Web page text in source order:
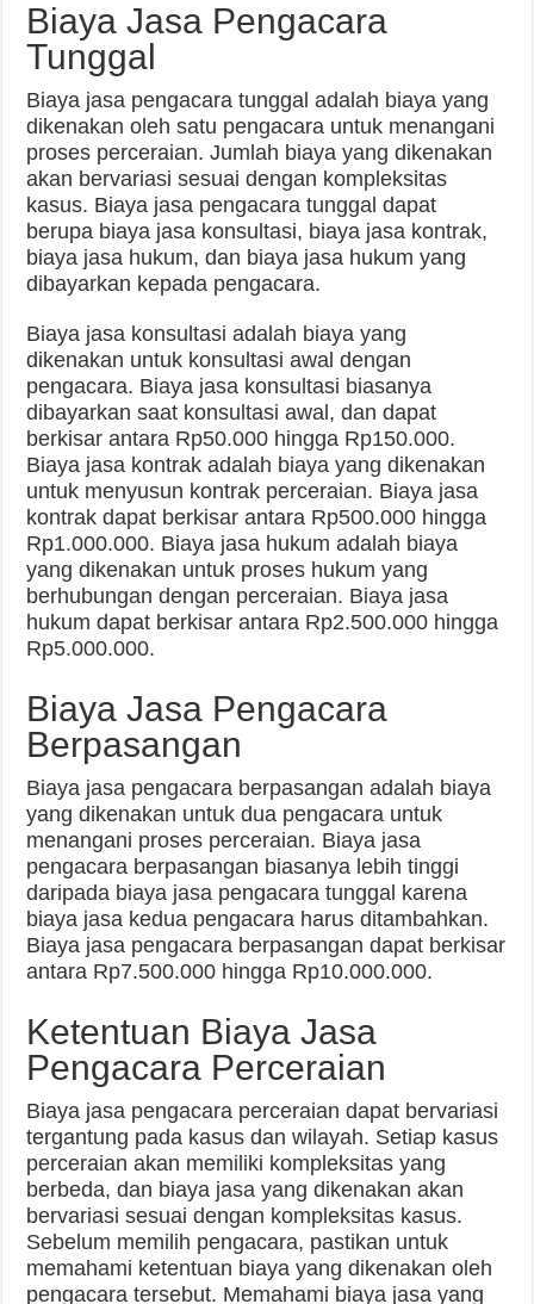
Biaya Jasa Pengacara
Tunggal
Biaya jasa pengacara tunggal adalah biaya yang
dikenakan oleh satu pengacara untuk menangani
proses perceraian. Jumlah biaya yang dikenakan
akan bervariasi sesuai dengan kompleksitas
kasus. Biaya jasa pengacara tunggal dapat
berupa biaya jasa konsultasi, biaya jasa kontrak,
biaya jasa hukum, dan biaya jasa hukum yang
dibayarkan kepada pengacara.
Biaya jasa konsultasi adalah biaya yang
dikenakan untuk konsultasi awal dengan
pengacara. Biaya jasa konsultasi biasanya
dibayarkan saat konsultasi awal, dan dapat
berkisar antara Rp50.000 hingga Rp150.000.
Biaya jasa kontrak adalah biaya yang dikenakan
untuk menyusun kontrak perceraian. Biaya jasa
kontrak dapat berkisar antara Rp500.000 hingga
Rp1.000.000. Biaya jasa hukum adalah biaya
yang dikenakan untuk proses hukum yang
berhubungan dengan perceraian. Biaya jasa
hukum dapat berkisar antara Rp2.500.000 hingga
Rp5.000.000.
Biaya Jasa Pengacara
Berpasangan
Biaya jasa pengacara berpasangan adalah biaya
yang dikenakan untuk dua pengacara untuk
menangani proses perceraian. Biaya jasa
pengacara berpasangan biasanya lebih tinggi
daripada biaya jasa pengacara tunggal karena
biaya jasa kedua pengacara harus ditambahkan.
Biaya jasa pengacara berpasangan dapat berkisar
antara Rp7.500.000 hingga Rp10.000.000.
Ketentuan Biaya Jasa
Pengacara Perceraian
Biaya jasa pengacara perceraian dapat bervariasi
tergantung pada kasus dan wilayah. Setiap kasus
perceraian akan memiliki kompleksitas yang
berbeda, dan biaya jasa yang dikenakan akan
bervariasi sesuai dengan kompleksitas kasus.
Sebelum memilih pengacara, pastikan untuk
memahami ketentuan biaya yang dikenakan oleh
pengacara tersebut. Memahami biaya jasa yang